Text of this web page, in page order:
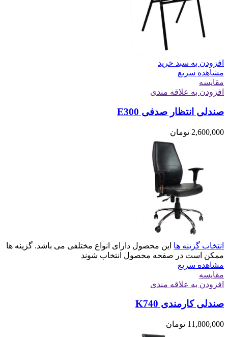
افزودن به سبد خرید
مشاهده سریع
مقایسه
افزودن به علاقه مندی
صندلی انتظار صدفی E300
2,600,000 تومان
انتخاب گزینه ها این محصول دارای انواع مختلفی می باشد. گزینه ها
ممکن است در صفحه محصول انتخاب شوند
مشاهده سریع
مقایسه
افزودن به علاقه مندی
صندلی کارمندی K740
11,800,000 تومان